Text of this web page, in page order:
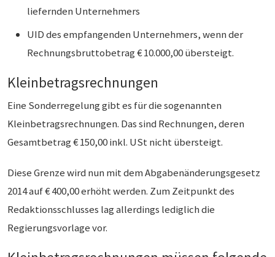
liefernden Unternehmers
UID des empfangenden Unternehmers, wenn der
Rechnungsbruttobetrag € 10.000,00 übersteigt.
Kleinbetragsrechnungen
Eine Sonderregelung gibt es für die sogenannten
Kleinbetragsrechnungen. Das sind Rechnungen, deren
Gesamtbetrag € 150,00 inkl. USt nicht übersteigt.
Diese Grenze wird nun mit dem Abgabenänderungsgesetz
2014 auf € 400,00 erhöht werden. Zum Zeitpunkt des
Redaktionsschlusses lag allerdings lediglich die
Regierungsvorlage vor.